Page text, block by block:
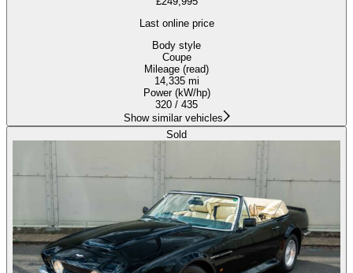
Last online price
Body style
Coupe
Mileage (read)
14,335 mi
Power (kW/hp)
320 / 435
Show similar vehicles
Sold